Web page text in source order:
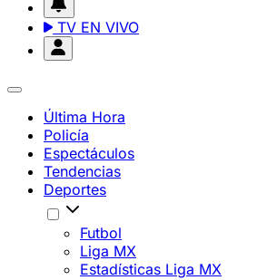
TV EN VIVO
Última Hora
Policía
Espectáculos
Tendencias
Deportes
Futbol
Liga MX
Estadísticas Liga MX